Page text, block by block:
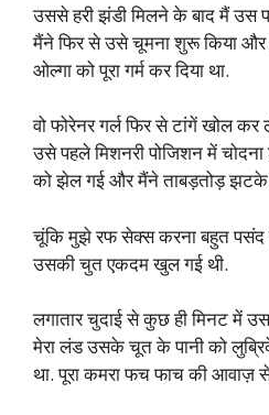
उससे हरी झंडी मिलने के बाद मैं उस
मैंने फिर से उसे चूमना शुरू किया
ओल्गा को पूरा गर्म कर दिया था.
वो फोरेनर गर्ल फिर से टांगें खोल
उसे पहले मिशनरी पोजिशन में
को झेल गई और मैंने ताबड़तोड़ झटके
चूंकि मुझे रफ सेक्स करना बहुत
उसकी चुत एकदम खुल गई थी.
लगातार चुदाई से कुछ ही मिनट में
मेरा लंड उसके चूत के पानी को
था. पूरा कमरा फच फाच की आवाज़